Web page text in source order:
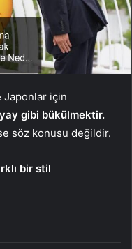
Japonlar için
gibi bükülmektir.
söz konusu değildir.
bir stil